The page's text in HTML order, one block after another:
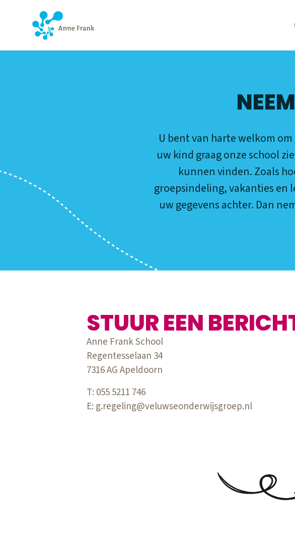
U bent van harte welkom
uw kind graag onze school
kunnen vinden. Zoals
groepsindeling, vakanties en
uw gegevens achter. Dan
STUUR EEN
Anne Frank School
Regentesselaan 34
7316 AG Apeldoorn
T: 055 5211 746
E: g.regeling@veluwseonderwijsgroep.nl